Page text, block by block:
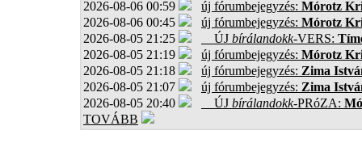
2026-08-06 00:59 új fórumbejegyzés: Mórotz
2026-08-06 00:45
új fórumbejegyzés: Mórotz
2026-08-05 21:25
ÚJ bírálandokk-VERS:
2026-08-05 21:19
új fórumbejegyzés: Mórotz
2026-08-05 21:18
új fórumbejegyzés: Zima
2026-08-05 21:07
új fórumbejegyzés: Zima
2026-08-05 20:40
ÚJ bírálandokk-PRóZA:
TOVÁBB